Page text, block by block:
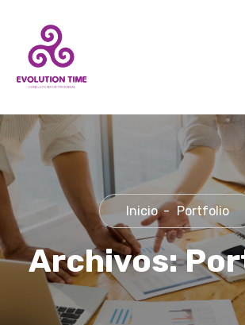
Inicio Portfolio
Archivos: